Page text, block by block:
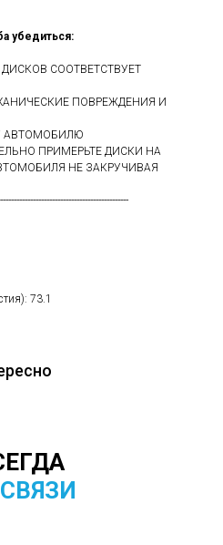
убедиться:
СООТВЕТСТВУЕТ
ПОВРЕЖДЕНИЯ И
АВТОМОБИЛЮ
ПРИМЕРЬТЕ ДИСКИ НА
НЕ ЗАКРУЧИВАЯ
73.1